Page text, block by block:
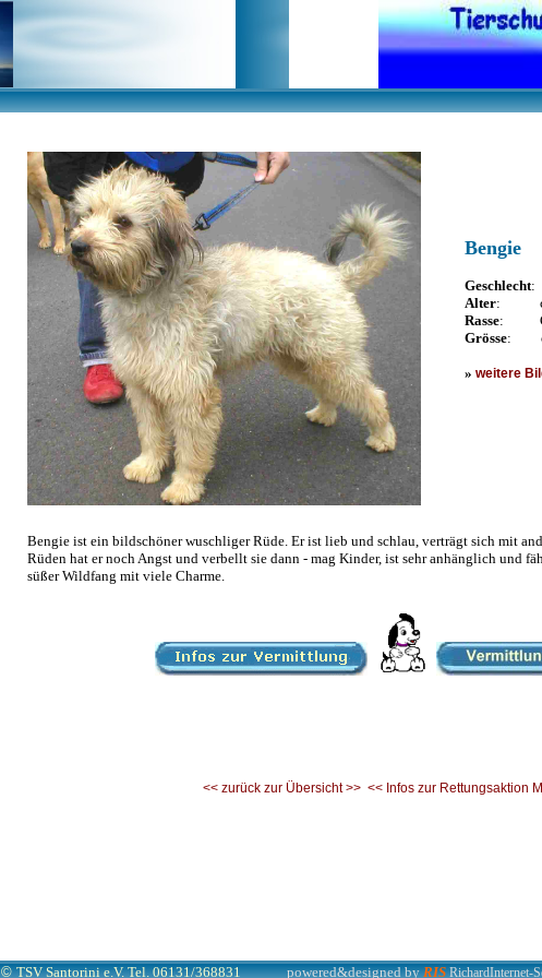
Bengie
Geschlecht:
Alter: ca.
Rasse:
Grösse:
» weitere
Bengie ist ein bildschöner wuschliger Rüde. Er ist lieb und schlau, verträgt sich mit
Rüden hat er noch Angst und verbellt sie dann - mag Kinder, ist sehr anhänglich und
süßer Wildfang mit viele Charme.
<< zurück zur Übersicht >> << Infos zur Rettungsaktion
©TSV Santorini e.V. Tel. 06131/368831 powered&designed by RIS RichardInternet-